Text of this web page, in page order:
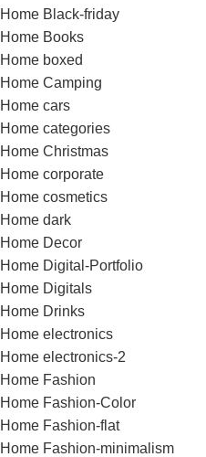
Home Black-friday
Home Books
Home boxed
Home Camping
Home cars
Home categories
Home Christmas
Home corporate
Home cosmetics
Home dark
Home Decor
Home Digital-Portfolio
Home Digitals
Home Drinks
Home electronics
Home electronics-2
Home Fashion
Home Fashion-Color
Home Fashion-flat
Home Fashion-minimalism